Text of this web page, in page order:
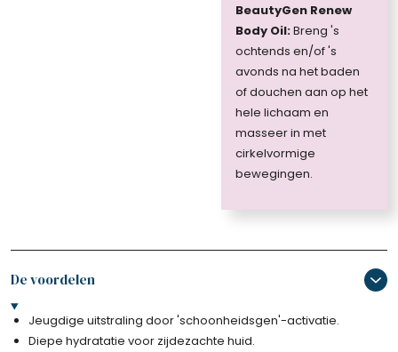
BeautyGen Renew
Body Oil:Breng 's
ochtends en/of 's
avonds na het baden
of douchen aan op het
hele lichaam en
masseer in met
cirkelvormige
bewegingen.
De voordelen
Jeugdige uitstraling door 'schoonheidsgen'-activatie.
Diepe hydratatie voor zijdezachte huid.